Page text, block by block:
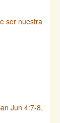
ser nuestra
Jun 4:7-8,